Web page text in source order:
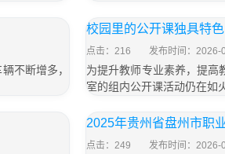
不断增多，
校园里的公开课独具特色
点击：216 发布时间：2026-
为提升教师专业素养，提高
室的组内公开课活动仍在如
2025年贵州省盘州市职
点击：249 发布时间：2026-